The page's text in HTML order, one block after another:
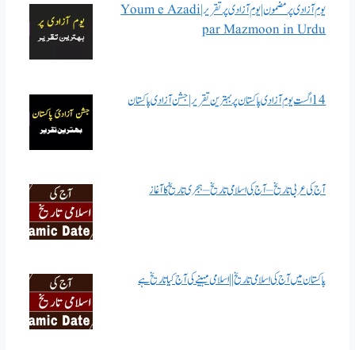
یوم آزادی پر مضمون | یوم آزادی پر تقریر | Youm e Azadi
par Mazmoon in Urdu
14 اگست یوم آزادی پاکستان پر بہترین تقریر | جشن آزادی پاکستان
آج کی عربی تاریخ – آج کی اسلامی تاریخ – ہجری تاریخ کا آغاز
پاکستان میں آج کی اسلامی تاریخ || اسلامی مہینے کی آج کیا تاریخ ہے